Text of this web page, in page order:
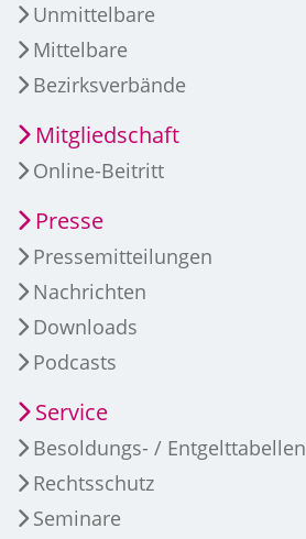
Unmittelbare
Mittelbare
Bezirksverbände
Mitgliedschaft
Online-Beitritt
Presse
Pressemitteilungen
Nachrichten
Downloads
Podcasts
Service
Besoldungs- / Entgelttabellen
Rechtsschutz
Seminare